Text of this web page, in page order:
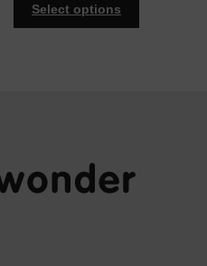
Select options